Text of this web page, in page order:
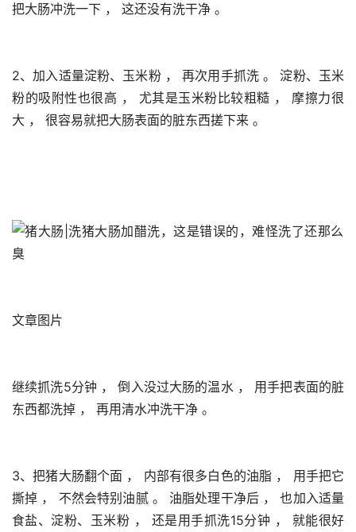
把大肠冲洗一下 ， 这还没有洗干净 。
2、加入适量淀粉、玉米粉 ， 再次用手抓洗 。 淀粉、玉米
粉的吸附性也很高 ， 尤其是玉米粉比较粗糙 ， 摩擦力很
大 ， 很容易就把大肠表面的脏东西搓下来 。
文章图片
继续抓洗5分钟 ， 倒入没过大肠的温水 ， 用手把表面的脏
东西都洗掉 ， 再用清水冲洗干净 。
3、把猪大肠翻个面 ， 内部有很多白色的油脂 ， 用手把它
撕掉 ， 不然会特别油腻 。 油脂处理干净后 ， 也加入适量
食盐、淀粉、玉米粉 ， 还是用手抓洗15分钟 ， 就能很好